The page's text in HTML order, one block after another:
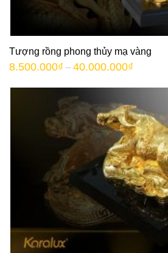
Tượng rồng phong thủy mạ vàng
8.500.000₫ – 40.000.000₫